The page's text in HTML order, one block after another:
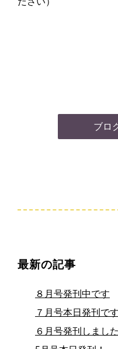
ブロ
最新の記事
８月号発刊中です
７月号本日発刊です
６月号発刊しました